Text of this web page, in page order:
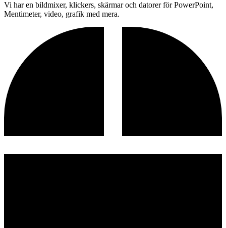
Vi har en bildmixer, klickers, skärmar och datorer för PowerPoint,
Mentimeter, video, grafik med mera.